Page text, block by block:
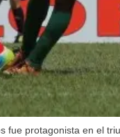
fue protagonista en el